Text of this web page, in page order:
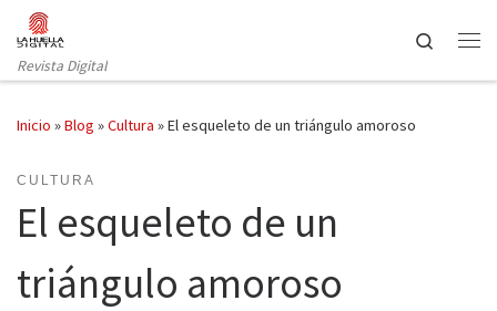
Saltar al contenido
Revista Digital
Search
Inicio »Blog »Cultura »El esqueleto de un triángulo amoroso
CULTURA
El esqueleto de un
triángulo amoroso